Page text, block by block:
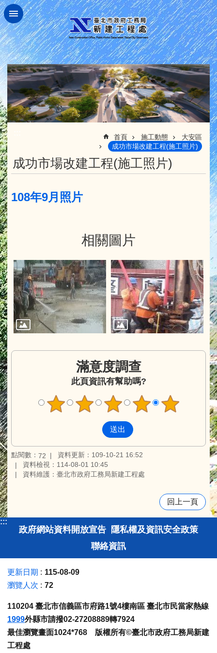
跳到主要內容區塊
首頁 施工動態
大安區
成功市場改建工程(施工照片)
成功市場改建工程(施工照片)
108年9月照片
相關圖片
滿意度調查
此頁資訊有幫助嗎?
點閱數： 72
資料更新：109-10-21 16:52
資料檢視：114-08-01 10:45
資料維護：臺北市政府工務局新建工程處
回上一頁
:::
政府網站資料開放宣告 隱私權及資訊安全政策
聯絡資訊
更新日期
115-08-09
瀏覽人次
72
110204 臺北市信義區市府路1號4樓南區 臺北市民當家熱線
1999外縣市請撥02-27208889轉7924
最佳瀏覽畫面1024*768 版權所有©臺北市政府工務局新建
工程處